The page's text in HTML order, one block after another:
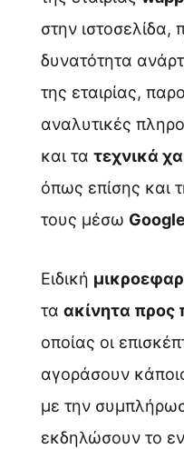
στην ιστοσελίδα,
δυνατότητα
της εταιρίας,
αναλυτικές
και τα τεχνικά
όπως επίσης και
τους μέσω
Ειδική
τα ακίνητα
οποίας οι
αγοράσουν
με την
εκδηλώσουν το